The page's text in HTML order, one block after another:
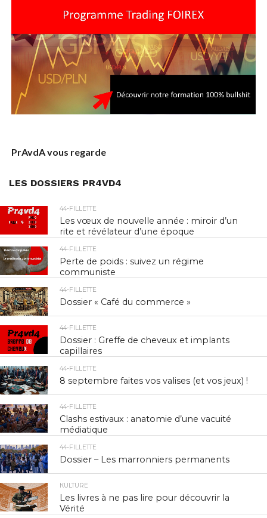
PrAvdA vous regarde
LES DOSSIERS PR4VD4
44-FILLETTE
Les vœux de nouvelle année : miroir d’un
rite et révélateur d’une époque
44-FILLETTE
Perte de poids : suivez un régime
communiste
44-FILLETTE
Dossier « Café du commerce »
44-FILLETTE
Dossier : Greffe de cheveux et implants
capillaires
44-FILLETTE
8 septembre faites vos valises (et vos jeux) !
44-FILLETTE
Clashs estivaux : anatomie d’une vacuité
médiatique
44-FILLETTE
Dossier – Les marronniers permanents
КULTURE
Les livres à ne pas lire pour découvrir la
Vérité